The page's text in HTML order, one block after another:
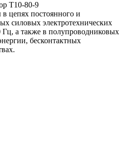
Т10-80-9
цепях постоянного и
силовых электротехнических
Гц, а также в полупроводниковых
бесконтактных